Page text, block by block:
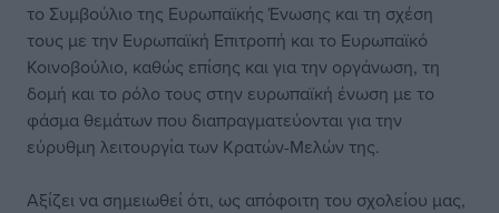
το Συμβούλιο της Ευρωπαϊκής Ένωσης και τη σχέση
τους με την Ευρωπαϊκή Επιτροπή και το Ευρωπαϊκό
Κοινοβούλιο, καθώς επίσης και για την οργάνωση, τη
δομή και το ρόλο τους στην ευρωπαϊκή ένωση με το
φάσμα θεμάτων που διαπραγματεύονται για την
εύρυθμη λειτουργία των Κρατών-Μελών της.
Αξίζει να σημειωθεί ότι, ως απόφοιτη του σχολείου μας,